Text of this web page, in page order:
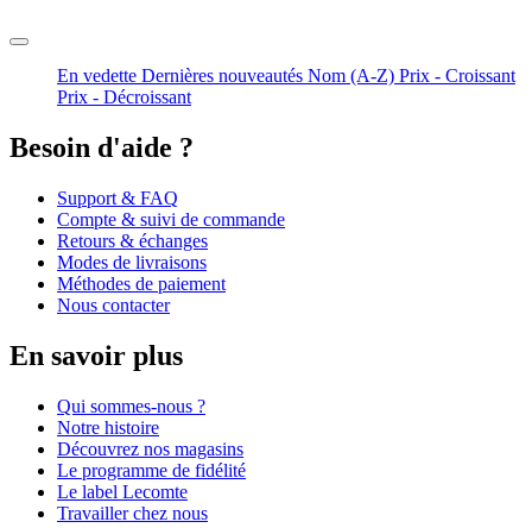
En vedette Dernières nouveautés Nom (A-Z) Prix - Croissant
Prix - Décroissant
Besoin d'aide ?
Support & FAQ
Compte & suivi de commande
Retours & échanges
Modes de livraisons
Méthodes de paiement
Nous contacter
En savoir plus
Qui sommes-nous ?
Notre histoire
Découvrez nos magasins
Le programme de fidélité
Le label Lecomte
Travailler chez nous